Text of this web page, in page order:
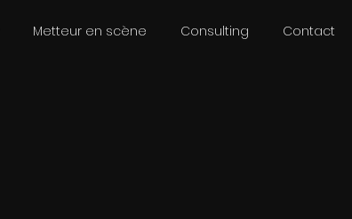
Metteur en scène Consulting Contact